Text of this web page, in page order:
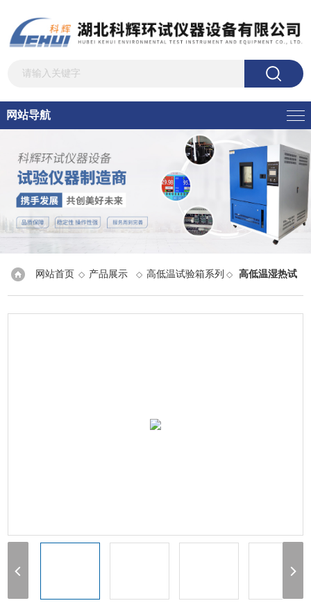
网站导航
网站首页 ◇ 产品展示 ◇ 高低温试验箱系列 ◇ 高低温湿热试
验箱> GDS-100小型高低温湿热试验箱